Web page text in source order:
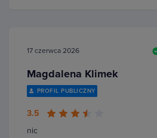
17 czerwca 2026
Magdalena Klimek
PROFIL PUBLICZNY
3.5
nic